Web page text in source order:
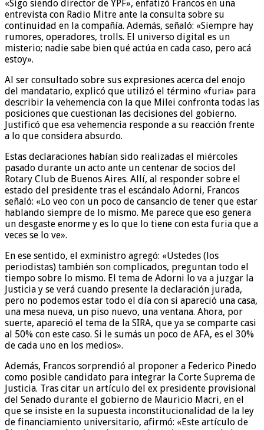
«Sigo siendo director de YPF», enfatizó Francos en una
entrevista con Radio Mitre ante la consulta sobre su
continuidad en la compañía. Además, señaló: «Siempre hay
rumores, operadores, trolls. El universo digital es un
misterio; nadie sabe bien qué actúa en cada caso, pero acá
estoy».
Al ser consultado sobre sus expresiones acerca del enojo
del mandatario, explicó que utilizó el término «furia» para
describir la vehemencia con la que Milei confronta todas las
posiciones que cuestionan las decisiones del gobierno.
Justificó que esa vehemencia responde a su reacción frente
a lo que considera absurdo.
Estas declaraciones habían sido realizadas el miércoles
pasado durante un acto ante un centenar de socios del
Rotary Club de Buenos Aires. Allí, al responder sobre el
estado del presidente tras el escándalo Adorni, Francos
señaló: «Lo veo con un poco de cansancio de tener que estar
hablando siempre de lo mismo. Me parece que eso genera
un desgaste enorme y es lo que lo tiene con esta furia que a
veces se lo ve».
En ese sentido, el exministro agregó: «Ustedes (los
periodistas) también son complicados, preguntan todo el
tiempo sobre lo mismo. El tema de Adorni lo va a juzgar la
Justicia y se verá cuando presente la declaración jurada,
pero no podemos estar todo el día con si apareció una casa,
una mesa nueva, un piso nuevo, una ventana. Ahora, por
suerte, apareció el tema de la SIRA, que ya se comparte casi
al 50% con este caso. Si le sumás un poco de AFA, es el 30%
de cada uno en los medios».
Además, Francos sorprendió al proponer a Federico Pinedo
como posible candidato para integrar la Corte Suprema de
Justicia. Tras citar un artículo del ex presidente provisional
del Senado durante el gobierno de Mauricio Macri, en el
que se insiste en la supuesta inconstitucionalidad de la ley
de financiamiento universitario, afirmó: «Este artículo de